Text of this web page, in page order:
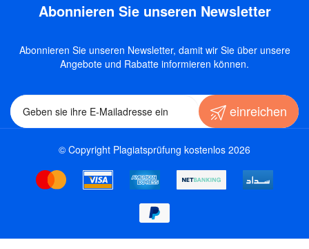
Abonnieren Sie unseren Newsletter
Abonnieren Sie unseren Newsletter, damit wir Sie über unsere
Angebote und Rabatte informieren können.
einreichen
© Copyright Plagiatsprüfung kostenlos 2026